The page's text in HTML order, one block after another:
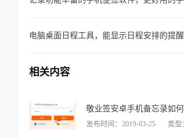
电脑桌面日程工具，能显示日程安排的提
相关内容
敬业签安卓手机备忘录如
发布时间：2019-03-25 类型